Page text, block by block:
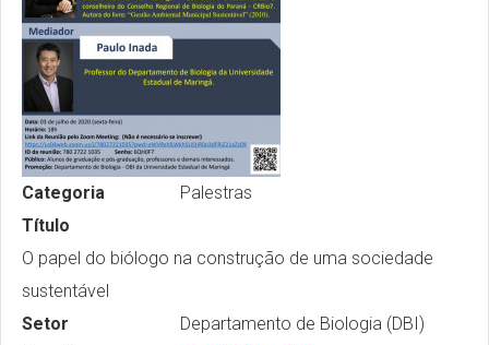
Categoria
Palestras
Título
O papel do biólogo na construção de uma sociedade
sustentável
Setor
Departamento de Biologia (DBI)